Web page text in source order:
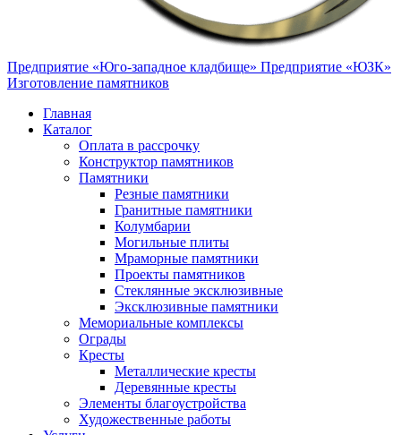
Предприятие «Юго-западное кладбище» Предприятие «ЮЗК»
Изготовление памятников
Главная
Каталог
Оплата в рассрочку
Конструктор памятников
Памятники
Резные памятники
Гранитные памятники
Колумбарии
Могильные плиты
Мраморные памятники
Проекты памятников
Стеклянные эксклюзивные
Эксклюзивные памятники
Мемориальные комплексы
Ограды
Кресты
Металлические кресты
Деревянные кресты
Элементы благоустройства
Художественные работы